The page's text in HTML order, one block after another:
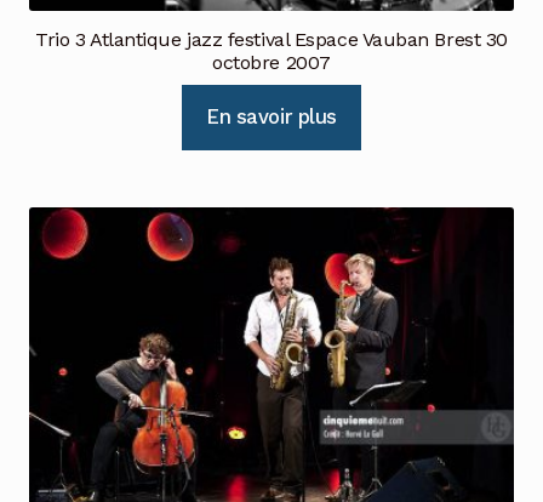
Trio 3 Atlantique jazz festival Espace Vauban Brest 30
octobre 2007
En savoir plus